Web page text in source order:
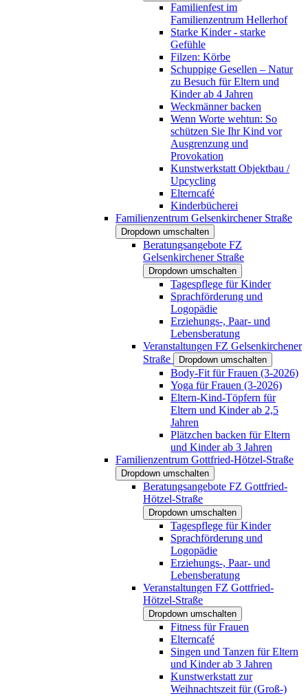
Familienfest im
Familienzentrum Hellerhof
Starke Kinder - starke
Gefühle
Filzen: Körbe
Schuppige Gesellen – Natur
zu Besuch für Eltern und
Kinder ab 4 Jahren
Weckmänner backen
Wenn Worte wehtun: So
schützen Sie Ihr Kind vor
Ausgrenzung und
Provokation
Kunstwerkstatt Objektbau /
Upcycling
Elterncafé
Kinderbücherei
Familienzentrum Gelsenkirchener Straße
Dropdown umschalten
Beratungsangebote FZ
Gelsenkirchener Straße
Dropdown umschalten
Tagespflege für Kinder
Sprachförderung und
Logopädie
Erziehungs-, Paar- und
Lebensberatung
Veranstaltungen FZ Gelsenkirchener
Straße
Dropdown umschalten
Body-Fit für Frauen (3-2026)
Yoga für Frauen (3-2026)
Eltern-Kind-Töpfern für
Eltern und Kinder ab 2,5
Jahren
Plätzchen backen für Eltern
und Kinder ab 3 Jahren
Familienzentrum Gottfried-Hötzel-Straße
Dropdown umschalten
Beratungsangebote FZ Gottfried-
Hötzel-Straße
Dropdown umschalten
Tagespflege für Kinder
Sprachförderung und
Logopädie
Erziehungs-, Paar- und
Lebensberatung
Veranstaltungen FZ Gottfried-
Hötzel-Straße
Dropdown umschalten
Fitness für Frauen
Elterncafé
Singen und Tanzen für Eltern
und Kinder ab 3 Jahren
Kunstwerkstatt zur
Weihnachtszeit für (Groß-)